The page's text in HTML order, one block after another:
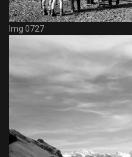
Img 0727